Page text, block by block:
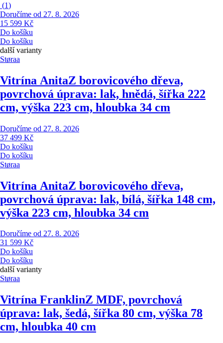
(1)
Doručíme od 27. 8. 2026
15 599 Kč
Do košíku
Do košíku
další varianty
Støraa
Vitrína AnitaZ borovicového dřeva,
povrchová úprava: lak, hnědá, šířka 222
cm, výška 223 cm, hloubka 34 cm
Doručíme od 27. 8. 2026
37 499 Kč
Do košíku
Do košíku
Støraa
Vitrína AnitaZ borovicového dřeva,
povrchová úprava: lak, bílá, šířka 148 cm,
výška 223 cm, hloubka 34 cm
Doručíme od 27. 8. 2026
31 599 Kč
Do košíku
Do košíku
další varianty
Støraa
Vitrína FranklinZ MDF, povrchová
úprava: lak, šedá, šířka 80 cm, výška 78
cm, hloubka 40 cm